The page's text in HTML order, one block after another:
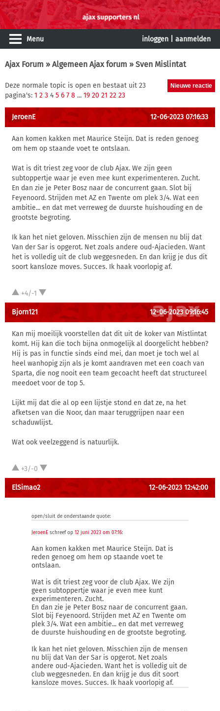
Menu inloggen aanmelden
Ajax Forum » Algemeen Ajax forum » Sven Mislintat
Deze normale topic is open en bestaat uit 23
pagina's: 1 2 3 4 5 6 7 8 ... 19 20 21 22 23
JeroenE 12-06-2023 07:16:33
Aan komen kakken met Maurice Steijn. Dat is reden genoeg
om hem op staande voet te ontslaan.
Wat is dit triest zeg voor de club Ajax. We zijn geen
subtoppertje waar je even mee kunt experimenteren. Zucht.
En dan zie je Peter Bosz naar de concurrent gaan. Slot bij
Feyenoord. Strijden met AZ en Twente om plek 3/4. Wat een
ambitie... en dat met verreweg de duurste huishouding en de
grootste begroting.
Ik kan het niet geloven. Misschien zijn de mensen nu blij dat
Van der Sar is opgerot. Net zoals andere oud-Ajacieden. Want
het is volledig uit de club weggesneden. En dan krijg je dus dit
soort kansloze moves. Succes. Ik haak voorlopig af.
+4/-1
Bjorn121 12-06-2023 09:16:45
Kan mij moeilijk voorstellen dat dit uit de koker van Mistlintat
komt. Hij kan die toch bijna onmogelijk al doorgelicht hebben?
Hij is pas in functie sinds eind mei, dan moet je toch wel al
heel wanhopig zijn als je komt aandraven met een coach van
Sparta, die nog nooit een team gecoacht heeft dat structureel
meedoet voor de top 5.
Lijkt mij dat die al op een lijstje stond en dat ze, na het
afketsen van die Noor, dan maar teruggrijpen naar een
schaduwlijst.
Wat ook veelzeggend is natuurlijk.
+3/-0
ElSimao2 12-06-2023 12:42:00
open/sluit de onderstaande quote:
JeroenE schreef op 12 juni 2023 om 07:16:
Aan komen kakken met Maurice Steijn. Dat is
reden genoeg om hem op staande voet te
ontslaan.
Wat is dit triest zeg voor de club Ajax. We zijn
geen subtoppertje waar je even mee kunt
experimenteren. Zucht.
En dan zie je Peter Bosz naar de concurrent gaan.
Slot bij Feyenoord. Strijden met AZ en Twente om
plek 3/4. Wat een ambitie... en dat met verreweg
de duurste huishouding en de grootste begroting.
Ik kan het niet geloven. Misschien zijn de mensen
nu blij dat Van der Sar is opgerot. Net zoals
andere oud-Ajacieden. Want het is volledig uit de
club weggesneden. En dan krijg je dus dit soort
kansloze moves. Succes. Ik haak voorlopig af.